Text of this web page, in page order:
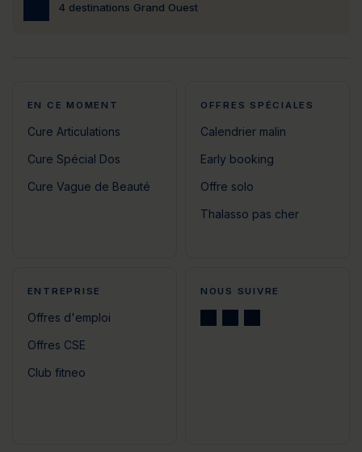
4 destinations Grand Ouest
EN CE MOMENT
Cure Articulations
Cure Spécial Dos
Cure Vague de Beauté
OFFRES SPÉCIALES
Calendrier malin
Early booking
Offre solo
Thalasso pas cher
ENTREPRISE
Offres d'emploi
Offres CSE
Club fitneo
NOUS SUIVRE